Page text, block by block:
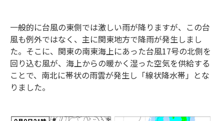
一般的に台風の東側では激しい雨が降りますが、この台
風も例外ではなく、主に関東地方で降雨が発生しまし
た。そこに、関東の南東海上にあった台風17号の北側を
回り込む風が、海上からの暖かく湿った空気を供給する
ことで、南北に帯状の雨雲が発生し「線状降水帯」とな
りました。